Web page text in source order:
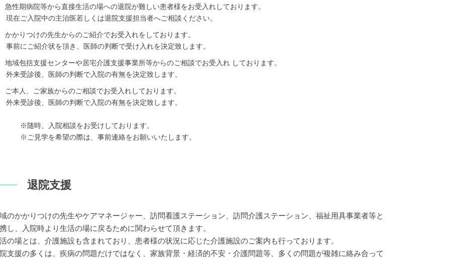
急性期病院等から直接生活の場への退院が難しい患者様をお受入れしております。
現在ご入院中の主治医若しくは退院支援担当者へご相談ください。
かかりつけの先生からのご紹介でお受入れをしております。
事前にご紹介状を頂き、医師の判断で受け入れを決定致します。
地域包括支援センターや居宅介護支援事業所等からのご相談でお受入れ しております。
外来受診後、医師の判断で入院の有無を決定致します。
ご本人、ご家族からのご相談でお受入れしております。
外来受診後、医師の判断で入院の有無を決定致します。
※随時、入院相談をお受けしております。
※ご見学を希望の際は、事前連絡をお願いいたします。
退院支援
のかかりつけの先生やケアマネージャー、訪問看護ステーション、訪問介護ステーション、福祉用具事業者等と
し、入院時より生活の場に戻るために関わらせて頂きます。
の場とは、介護施設も含まれており、患者様の状況に応じた介護施設のご案内も行っております。
支援の多くは、疾病の問題だけではなく、家族背景・経済的不安・介護問題等、多くの問題が複雑に絡み合って